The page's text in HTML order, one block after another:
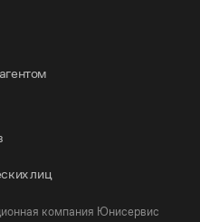
лиц
компания Юнисервис